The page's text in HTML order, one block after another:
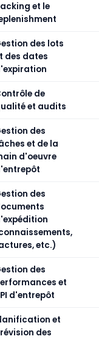
et le
des lots
des dates
de
et audits
des
et de la
d'oeuvre
des
etc.)
des
et
d'entrepôt
et
des